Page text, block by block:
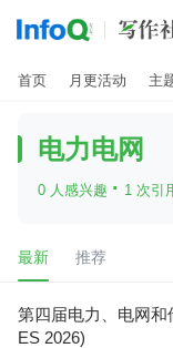
首页 月更活动 主
电力电网
0 人感兴趣 · 1 次引
最新 推荐
第四届电力、电网
ES 2026)